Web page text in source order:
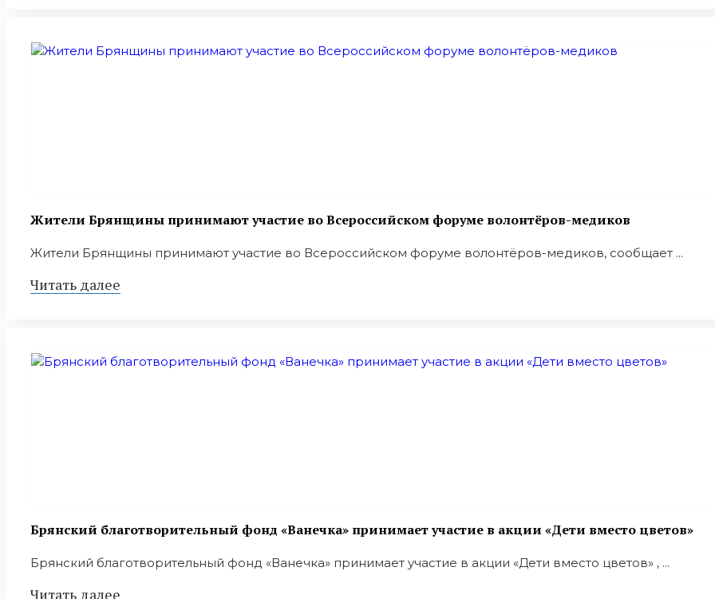
Жители Брянщины принимают участие во Всероссийском форуме волонтёров-медиков
Жители Брянщины принимают участие во Всероссийском форуме волонтёров-медиков, сообщает ...
Читать далее
Брянский благотворительный фонд «Ванечка» принимает участие в акции «Дети вместо цветов»
Брянский благотворительный фонд «Ванечка» принимает участие в акции «Дети вместо цветов» , ...
Читать далее